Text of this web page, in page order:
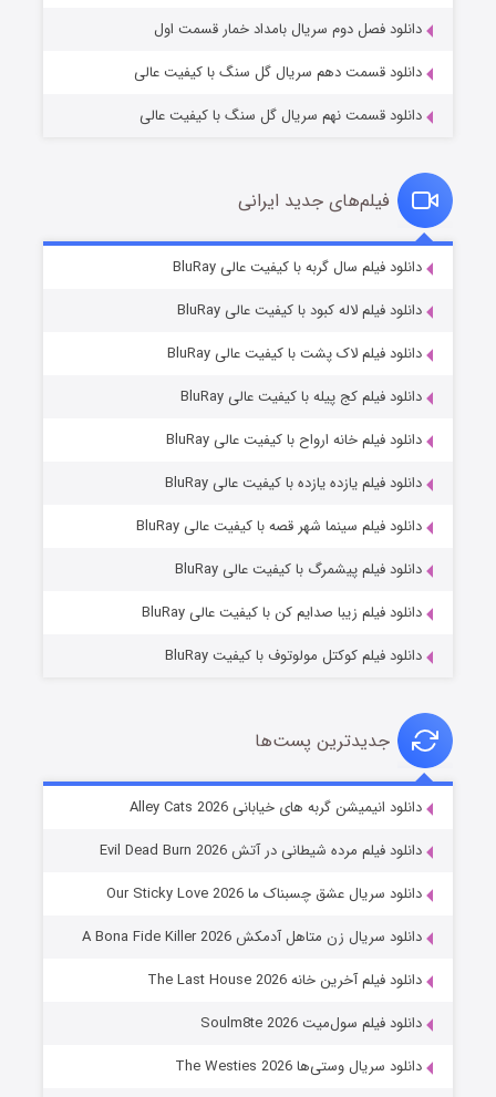
قسمت۶ (زیرنویس) منتشر شد
شوهر
دانلود فصل دوم سریال بامداد خمار قسمت اول
دانلود قسمت دهم سریال گل سنگ با کیفیت عالی
دانلود قسمت نهم سریال گل سنگ با کیفیت عالی
فیلم‌های جدید ایرانی
دانلود فیلم سال گربه با کیفیت عالی BluRay
دانلود فیلم لاله کبود با کیفیت عالی BluRay
دانلود فیلم لاک پشت با کیفیت عالی BluRay
دانلود فیلم کج‌ پیله با کیفیت عالی BluRay
دانلود فیلم خانه ارواح با کیفیت عالی BluRay
دانلود فیلم یازده یازده با کیفیت عالی BluRay
دانلود فیلم سینما شهر قصه با کیفیت عالی BluRay
دانلود فیلم پیشمرگ با کیفیت عالی BluRay
دانلود فیلم زیبا صدایم کن با کیفیت عالی BluRay
دانلود فیلم کوکتل مولوتوف با کیفیت BluRay
جدیدترین پست‌ها
دانلود انیمیشن گربه های خیابانی Alley Cats 2026
دانلود فیلم مرده شیطانی در آتش Evil Dead Burn 2026
دانلود سریال عشق چسبناک ما Our Sticky Love 2026
دانلود سریال زن متاهل آدمکش A Bona Fide Killer 2026
دانلود فیلم آخرین خانه The Last House 2026
دانلود فیلم سول‌میت Soulm8te 2026
دانلود سریال وستی‌ها The Westies 2026